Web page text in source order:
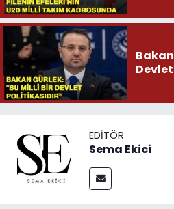
EDITÖR
Sema Ekici